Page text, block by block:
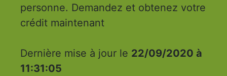
personne. Demandez et obtenez votre
crédit maintenant
Dernière mise à jour le 22/09/2020 à
11:31:05